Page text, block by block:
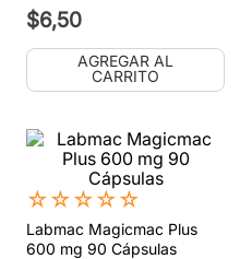
$6,50
AGREGAR AL
CARRITO
☆☆☆☆☆
Labmac Magicmac Plus
600 mg 90 Cápsulas